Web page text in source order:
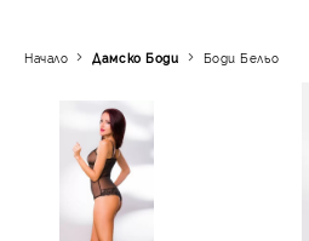
Начало Дамскo Боди Боди Бельо